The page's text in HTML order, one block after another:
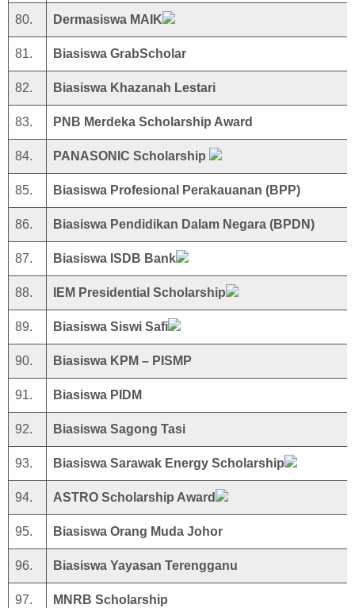
80. Dermasiswa MAIK
81. Biasiswa GrabScholar
82. Biasiswa Khazanah Lestari
83. PNB Merdeka Scholarship Award
84. PANASONIC Scholarship
85. Biasiswa Profesional Perakauanan (BPP)
86. Biasiswa Pendidikan Dalam Negara (BPDN)
87. Biasiswa ISDB Bank
88. IEM Presidential Scholarship
89. Biasiswa Siswi Safi
90. Biasiswa KPM – PISMP
91. Biasiswa PIDM
92. Biasiswa Sagong Tasi
93. Biasiswa Sarawak Energy Scholarship
94. ASTRO Scholarship Award
95. Biasiswa Orang Muda Johor
96. Biasiswa Yayasan Terengganu
97. MNRB Scholarship